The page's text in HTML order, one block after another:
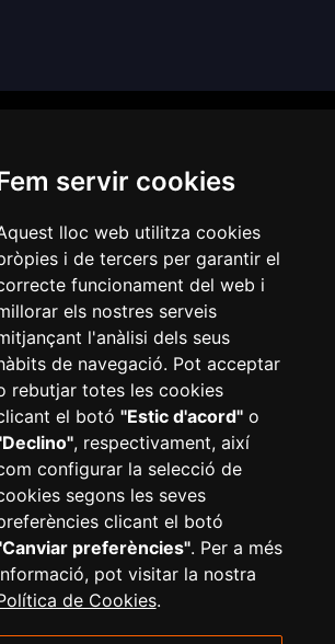
servir cookies
lloc web utilitza cookies
i de tercers per garantir el
funcionament del web i
els nostres serveis
l'anàlisi dels seus
de navegació. Pot acceptar
rebutjar totes les cookies
el botó "Estic d'acord"o
, respectivament, així
configurar la selecció de
segons les seves
clicant el botó
preferències". Per a més
pot visitar la nostra
de Cookies.
nos a les xarxes socials
Avís Legal
Configurar cookies
bàsica RGPD
Mapa web
Cookies